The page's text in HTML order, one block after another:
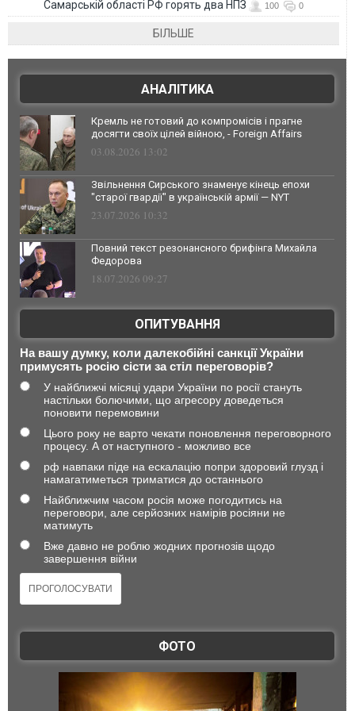
Самарській області РФ горять два НПЗ 100 0
БІЛЬШЕ
АНАЛІТИКА
Кремль не готовий до компромісів і прагне
досягти своїх цілей війною, - Foreign Affairs
03.08.2026 13:02
Звільнення Сирського знаменує кінець епохи
"старої гвардії" в українській армії — NYT
23.07.2026 10:32
Повний текст резонансного брифінга Михайла
Федорова
18.07.2026 09:27
ОПИТУВАННЯ
На вашу думку, коли далекобійні санкції України
примусять росію сісти за стіл переговорів?
У найближчі місяці удари України по росії стануть
настільки болючими, що агресору доведеться
поновити перемовини
Цього року не варто чекати поновлення переговорного
процесу. А от наступного - можливо все
рф навпаки піде на ескалацію попри здоровий глузд і
намагатиметься триматися до останнього
Найближчим часом росія може погодитись на
переговори, але серйозних намірів росіяни не
матимуть
Вже давно не роблю жодних прогнозів щодо
завершення війни
ФОТО